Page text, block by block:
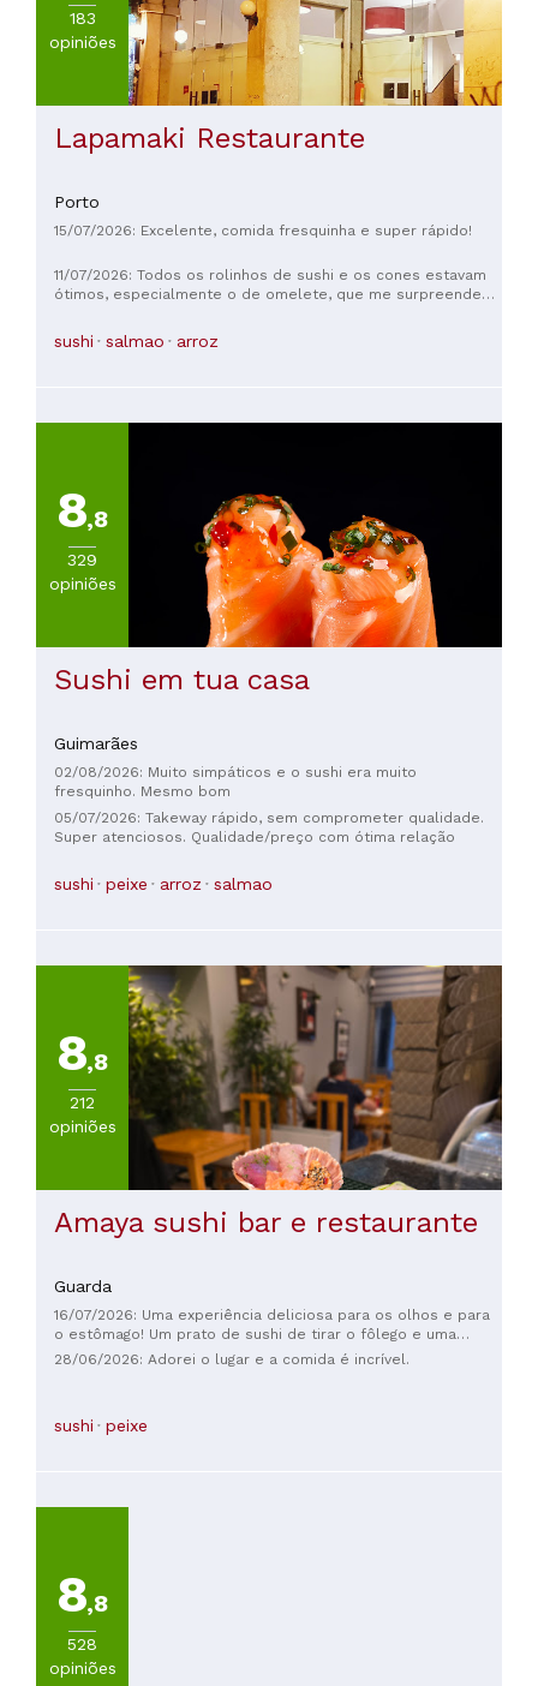
183
opiniões
Lapamaki Restaurante
Porto
15/07/2026: Excelente, comida fresquinha e super rápido!
11/07/2026: Todos os rolinhos de sushi e os cones estavam
ótimos, especialmente o de omelete, que me surpreendeu
qualidade; os rolinhos não são extraordinários, mas todos
adoraram. Recomendo muito!
sushi salmao arroz
8,8
329
opiniões
Sushi em tua casa
Guimarães
02/08/2026: Muito simpáticos e o sushi era muito
fresquinho. Mesmo bom
05/07/2026: Takeway rápido, sem comprometer qualidade.
Super atenciosos. Qualidade/preço com ótima relação
sushi peixe arroz salmao
8,8
212
opiniões
Amaya sushi bar e restaurante
Guarda
16/07/2026: Uma experiência deliciosa para os olhos e para
o estômago! Um prato de sushi de tirar o fôlego e uma
recepção calorosa, obrigada Amaya! Voltaremos!
28/06/2026: Adorei o lugar e a comida é incrível.
sushi peixe
8,8
528
opiniões